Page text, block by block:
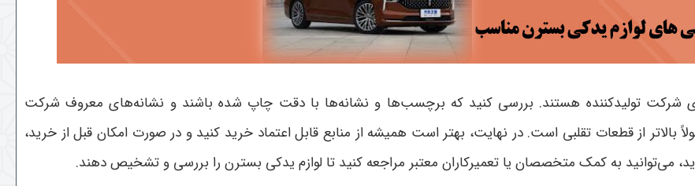
شرکت تولیدکننده هستند. بررسی کنید که برچسب‌ها و نشانه‌ها با دقت چاپ شده باشند و نشانه‌های معروف شرکت
بالاتر از قطعات تقلبی است. در نهایت، بهتر است همیشه از منابع قابل اعتماد خرید کنید و در صورت امکان قبل از خرید،
می‌توانید به کمک متخصصان یا تعمیرکاران معتبر مراجعه کنید تا لوازم یدکی بسترن را بررسی و تشخیص دهند.